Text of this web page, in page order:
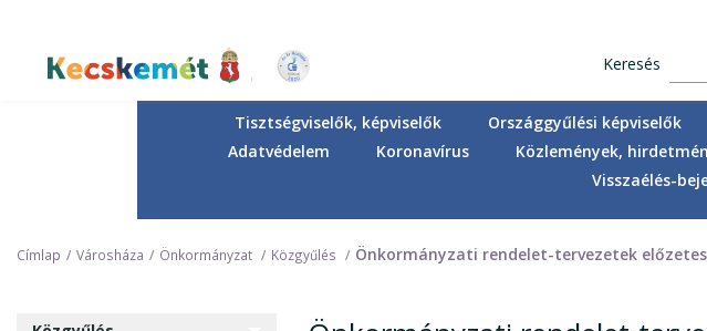
tartalomra
Kecskemét Város Honlapja
Keresés
Tisztségviselők, képviselők Országgyűlési képviselők
Adatvédelem
Koronavírus Közlemények,
Visszaélés-
Címlap Városháza Önkormányzat Közgyűlés Önkormányzati rendelet-tervezetek előzetes